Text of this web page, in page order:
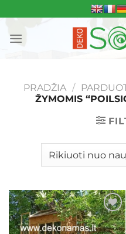
to
content
PRADŽIA /
ŽYMOMIS
Mėgstamiausias